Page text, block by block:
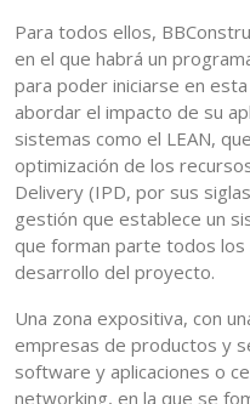
Para todos ellos,
en el que habrá un
para poder iniciarse en
abordar el impacto de su
sistemas como el LEAN,
optimización de los
Delivery (IPD, por sus
gestión que establece un
que forman parte todos
desarrollo del proyecto.
Una zona expositiva, con
empresas de productos y
software y aplicaciones o
networking, en la que se